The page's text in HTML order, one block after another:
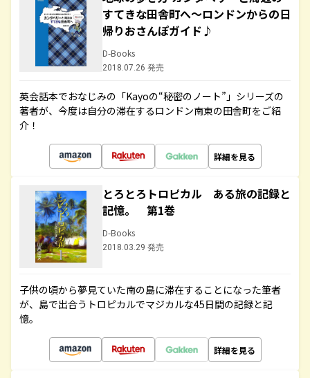
すてきな田舎町へ～ロンドンからの日
帰りおさんぽガイド♪
D-Books
2018.07.26 発売
英会話本でおなじみの「Kayoの“秘密のノート”」シリーズの
著者が、今度は自分の滞在するロンドン南東の田舎町をご紹
介！
詳細を見る
とろとろトロピカル ある旅の記録と
記憶。 第1巻
D-Books
2018.03.29 発売
子供の頃から夢見ていた南の島に滞在することになった筆者
が、島で出合うトロピカルでマジカルな45日間の記録と記
憶。
詳細を見る